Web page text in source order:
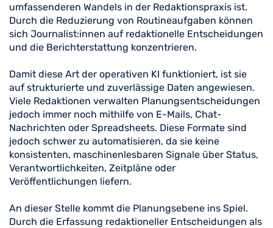
umfassenderen Wandels in der Redaktionspraxis ist.
Durch die Reduzierung von Routineaufgaben können
sich Journalist:innen auf redaktionelle Entscheidungen
und die Berichterstattung konzentrieren.
Damit diese Art der operativen KI funktioniert, ist sie
auf strukturierte und zuverlässige Daten angewiesen.
Viele Redaktionen verwalten Planungsentscheidungen
jedoch immer noch mithilfe von E-Mails, Chat-
Nachrichten oder Spreadsheets. Diese Formate sind
jedoch schwer zu automatisieren, da sie keine
konsistenten, maschinenlesbaren Signale über Status,
Verantwortlichkeiten, Zeitpläne oder
Veröffentlichungen liefern.
An dieser Stelle kommt die Planungsebene ins Spiel.
Durch die Erfassung redaktioneller Entscheidungen als